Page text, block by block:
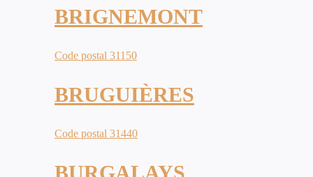
BRIGNEMONT
Code postal 31150
BRUGUIÈRES
Code postal 31440